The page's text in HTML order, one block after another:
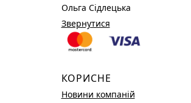
Ольга Сідлецька
Звернутися
КОРИСНЕ
Новини компаній